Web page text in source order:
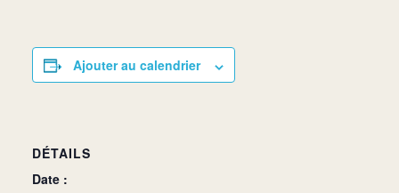
Ajouter au calendrier
DÉTAILS
Date :